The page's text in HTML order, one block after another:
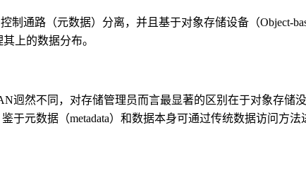
制通路（元数据）分离，并且基于对象存储设备（Object-
上的数据分布。
迥然不同，对存储管理员而言最显著的区别在于对象存储
于元数据（metadata）和数据本身可通过传统数据访问方